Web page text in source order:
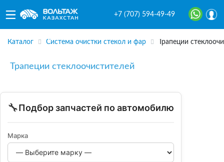
+7 (707) 594-49-49
Каталог Система очистки стекол и фар Трапеции
Трапеции стеклоочистителей
🔧Подбор запчастей по автомобилю
Марка